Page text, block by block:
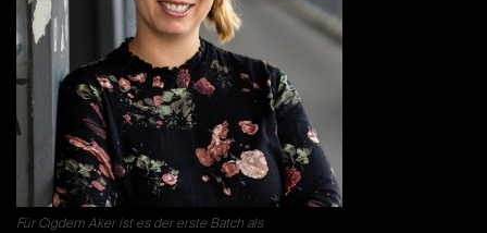
Für Cigdem Aker ist es der erste Batch als